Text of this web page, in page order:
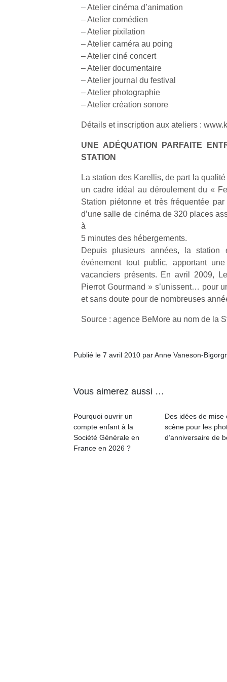
– Atelier cinéma d’animation
– Atelier comédien
– Atelier pixilation
– Atelier caméra au poing
– Atelier ciné concert
– Atelier documentaire
– Atelier journal du festival
– Atelier photographie
– Atelier création sonore
Détails et inscription aux ateliers :
UNE ADÉQUATION PARFAITE
STATION
La station des Karellis, de part la
un cadre idéal au déroulement du «
Station piétonne et très fréquentée
d’une salle de cinéma de 320 places
à
5 minutes des hébergements.
Depuis plusieurs années, la station
événement tout public, apportant
vacanciers présents. En avril 2009,
Pierrot Gourmand » s’unissent… pour
et sans doute pour de nombreuses
Source : agence BeMore au nom de la
Publié le 7 avril 2010 par Anne Vaneson-
Vous aimerez aussi …
Pourquoi ouvrir un
compte enfant à la
Société Générale en
France en 2026 ?
Des idées de mise
scène pour les
d’anniversaire de
…
NextGen,
une
nouvelle
trottinette
mécanique
Les
souvent
occupations
simple.
Conjuguer
divertissement,
activité
trampolines
Durant les
retour des
pour les
enfants
de…